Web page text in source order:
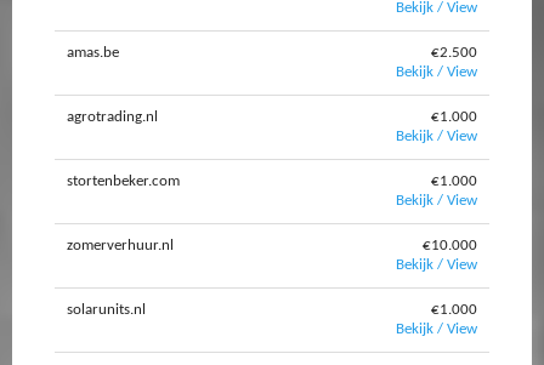
Bekijk / View
amas.be
€2.500
Bekijk / View
agrotrading.nl
€1.000
Bekijk / View
stortenbeker.com
€1.000
Bekijk / View
zomerverhuur.nl
€10.000
Bekijk / View
solarunits.nl
€1.000
Bekijk / View